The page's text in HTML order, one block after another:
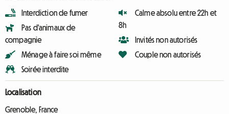
Interdiction de fumer
Pas d'animaux de
compagnie
Ménage à faire soi même
Soirée interdite
Calme absolu entre 22h et
8h
Invités non autorisés
Couple non autorisés
Localisation
Grenoble, France